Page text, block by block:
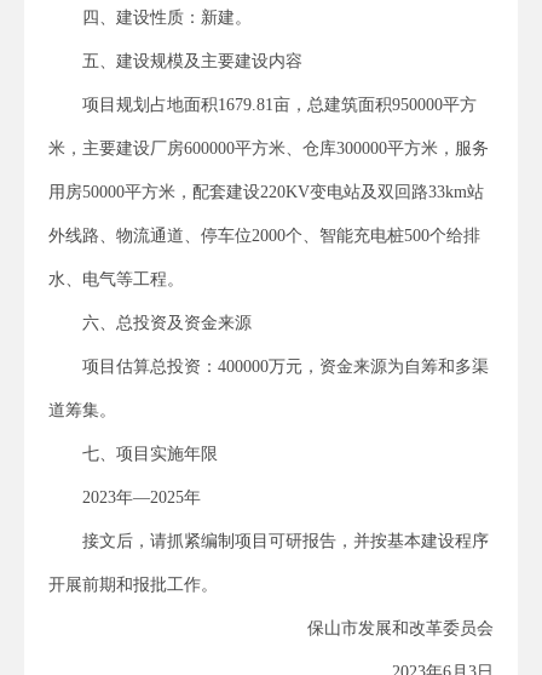
四、建设性质：新建。
五、建设规模及主要建设内容
项目规划占地面积1679.81亩，总建筑面积950000平方
米，主要建设厂房600000平方米、仓库300000平方米，服务
用房50000平方米，配套建设220KV变电站及双回路33km站
外线路、物流通道、停车位2000个、智能充电桩500个给排
水、电气等工程。
六、总投资及资金来源
项目估算总投资：400000万元，资金来源为自筹和多渠
道筹集。
七、项目实施年限
2023年—2025年
接文后，请抓紧编制项目可研报告，并按基本建设程序
开展前期和报批工作。
保山市发展和改革委员会